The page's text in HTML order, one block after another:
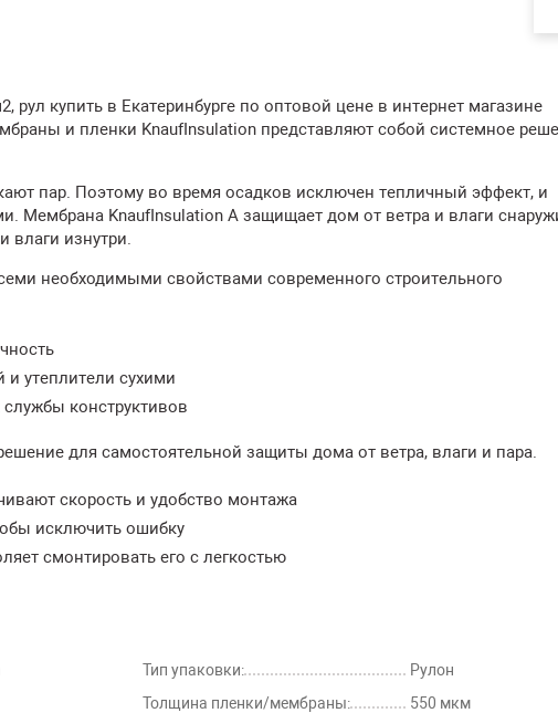
купить в Екатеринбурге по оптовой цене в интернет магазине
и пленки KnaufInsulation представляют собой системное
пар. Поэтому во время осадков исключен тепличный эффект, и
Мембрана KnaufInsulation A защищает дом от ветра и влаги
изнутри.
необходимыми свойствами современного строительного
и утеплители сухими
конструктивов
для самостоятельной защиты дома от ветра, влаги и пара.
скорость и удобство монтажа
исключить ошибку
смонтировать его с легкостью
Тип упаковки:
Рулон
Толщина пленки/мембраны:
550 мкм